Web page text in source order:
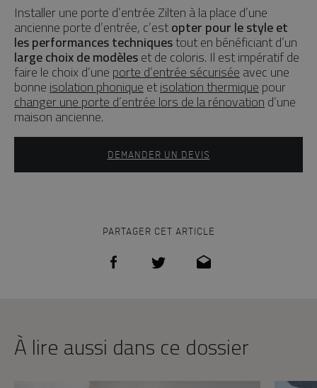
Installer une porte d’entrée Zilten à la place d’une
ancienne porte d’entrée, c’estopter pour le style et
les performances techniquestout en bénéficiant d’un
large choix de modèleset de coloris. Il est impératif de
faire le choix d’uneporte d’entrée sécuriséeavec une
bonneisolation phoniqueetisolation thermiquepour
changer une porte d’entrée lors de la rénovationd’une
maison ancienne.
DEMANDER UN DEVIS
PARTAGER CET ARTICLE
À lire aussi dans ce dossier